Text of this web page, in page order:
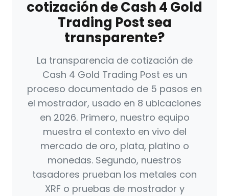
cotización de Cash 4 Gold
Trading Post sea
transparente?
La transparencia de cotización de
Cash 4 Gold Trading Post es un
proceso documentado de 5 pasos en
el mostrador, usado en 8 ubicaciones
en 2026. Primero, nuestro equipo
muestra el contexto en vivo del
mercado de oro, plata, platino o
monedas. Segundo, nuestros
tasadores prueban los metales con
XRF o pruebas de mostrador y